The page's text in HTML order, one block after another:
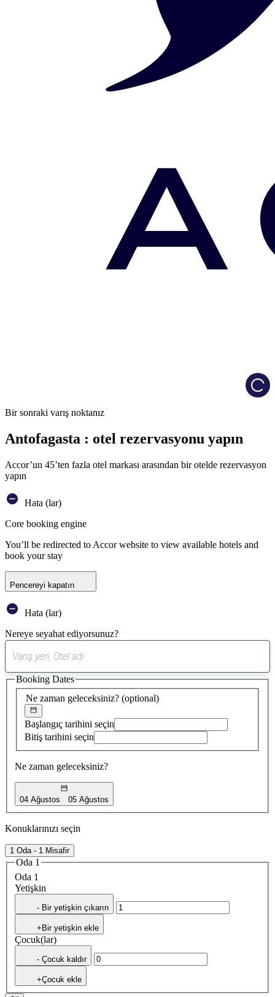
Bir sonraki varış noktanız
Antofagasta : otel rezervasyonu yapın
Accor’un 45’ten fazla otel markası arasından bir otelde rezervasyon
yapın
Hata (lar)
Core booking engine
You’ll be redirected to Accor website to view available hotels and
book your stay
Pencereyi kapatın
Hata (lar)
Nereye seyahat ediyorsunuz?
öneri
bulundu
Ne zaman geleceksiniz? (optional)
Başlangıç tarihini seçin
Bitiş tarihini seçin
Ne zaman geleceksiniz?
04 Ağustos 05 Ağustos
Booking Dates
Konuklarınızı seçin
1 Oda - 1 Misafir
Oda 1
Oda 1
Yetişkin
- Bir yetişkin çıkarın
+Bir yetişkin ekle
Çocuk(lar)
- Çocuk kaldır
+Çocuk ekle